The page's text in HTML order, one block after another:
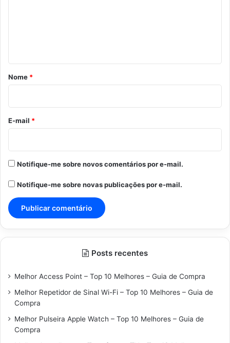
r
o
*
Nome *
E-mail *
Notifique-me sobre novos comentários por e-mail.
Notifique-me sobre novas publicações por e-mail.
Posts recentes
Melhor Access Point – Top 10 Melhores – Guia de Compra
Melhor Repetidor de Sinal Wi-Fi – Top 10 Melhores – Guia de
Compra
Melhor Pulseira Apple Watch – Top 10 Melhores – Guia de
Compra